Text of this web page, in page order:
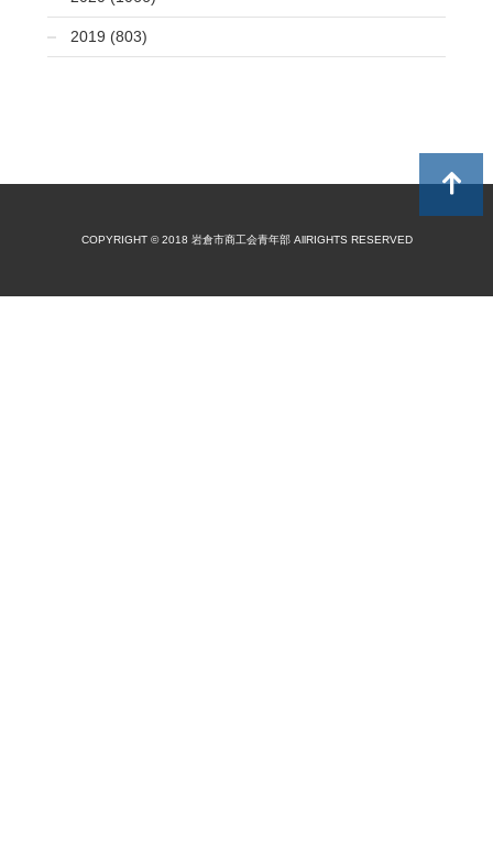
2019 (803)
COPYRIGHT © 2018 岩倉市商工会青年部 AllRIGHTS RESERVED